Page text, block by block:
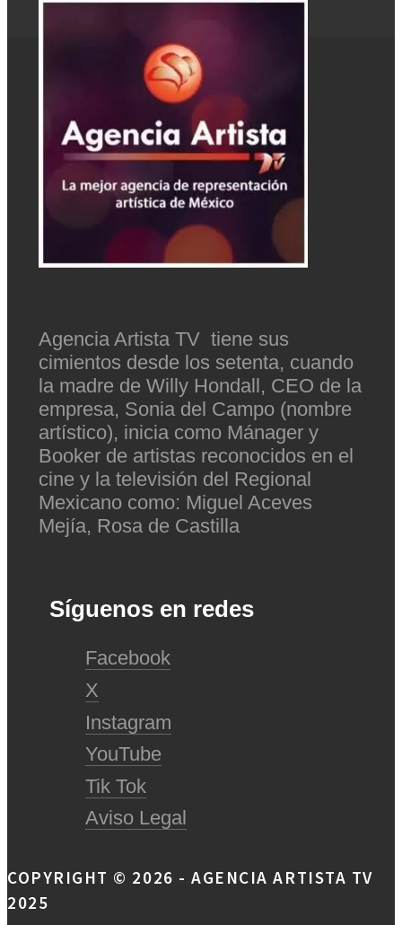
Agencia Artista TV tiene sus
cimientos desde los setenta, cuando
la madre de Willy Hondall, CEO de la
empresa, Sonia del Campo (nombre
artístico), inicia como Mánager y
Booker de artistas reconocidos en el
cine y la televisión del Regional
Mexicano como: Miguel Aceves
Mejía, Rosa de Castilla
Síguenos en redes
Facebook
X
Instagram
YouTube
Tik Tok
Aviso Legal
COPYRIGHT © 2026 - AGENCIA ARTISTA TV
2025